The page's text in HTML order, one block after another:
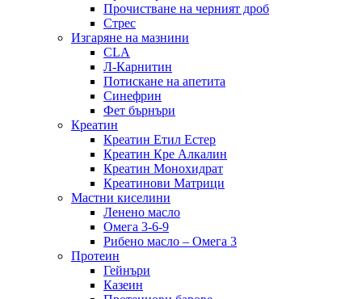
Прочистване на черният дроб
Стрес
Изгаряне на мазнини
CLA
Л-Карнитин
Потискане на апетита
Синефрин
Фет бърнъри
Креатин
Креатин Етил Естер
Креатин Кре Алкалин
Креатин Монохидрат
Креатинови Матрици
Мастни киселини
Ленено масло
Омега 3-6-9
Рибено масло – Омега 3
Протеин
Гейнъри
Казеин